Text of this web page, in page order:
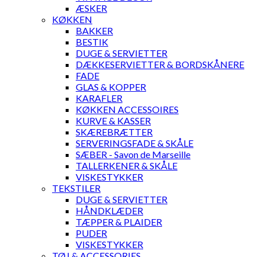
ÆSKER
KØKKEN
BAKKER
BESTIK
DUGE & SERVIETTER
DÆKKESERVIETTER & BORDSKÅNERE
FADE
GLAS & KOPPER
KARAFLER
KØKKEN ACCESSOIRES
KURVE & KASSER
SKÆREBRÆTTER
SERVERINGSFADE & SKÅLE
SÆBER - Savon de Marseille
TALLERKENER & SKÅLE
VISKESTYKKER
TEKSTILER
DUGE & SERVIETTER
HÅNDKLÆDER
TÆPPER & PLAIDER
PUDER
VISKESTYKKER